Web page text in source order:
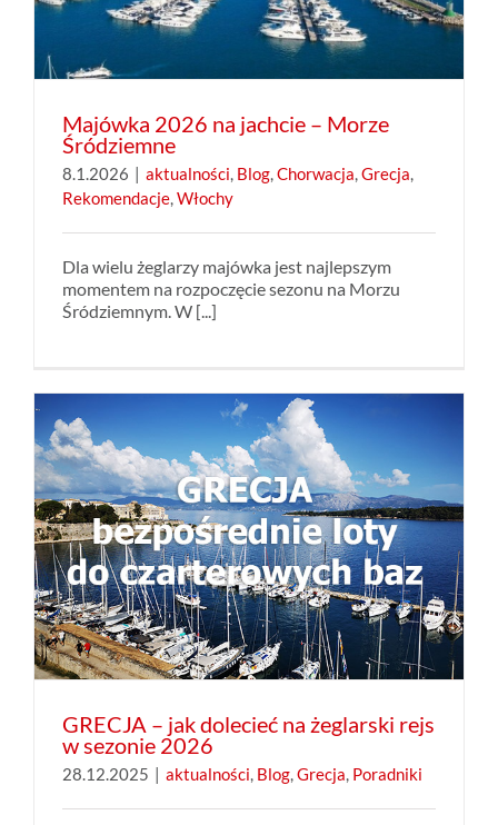
Majówka 2026 na jachcie – Morze
Śródziemne
8.1.2026 aktualności, Blog,Chorwacja,Grecja,
Rekomendacje,Włochy
Dla wielu żeglarzy majówka jest najlepszym
momentem na rozpoczęcie sezonu na Morzu
Śródziemnym. W [...]
GRECJA – jak dolecieć na żeglarski rejs
w sezonie 2026
28.12.2025 aktualności, Blog,Grecja, Poradniki